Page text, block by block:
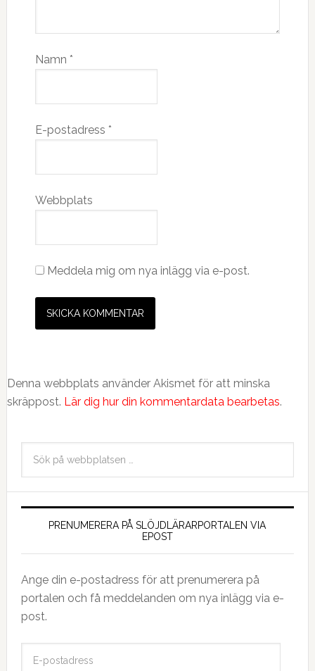
Namn *
E-postadress *
Webbplats
Meddela mig om nya inlägg via e-post.
Denna webbplats använder Akismet för att minska
skräppost. Lär dig hur din kommentardata bearbetas.
PRENUMERERA PÅ SLÖJDLÄRARPORTALEN VIA
EPOST
Ange din e-postadress för att prenumerera på
portalen och få meddelanden om nya inlägg via e-
post.